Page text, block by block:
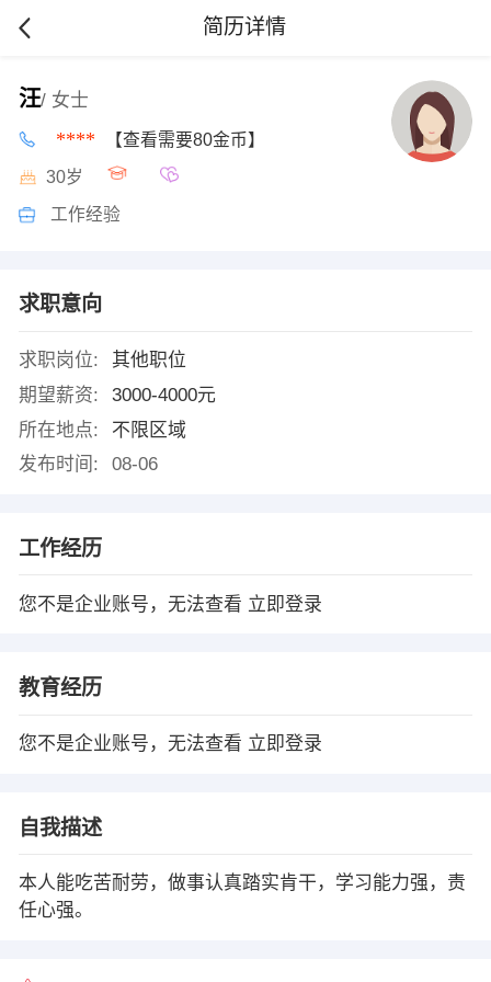
简历详情
汪/ 女士
**** 【查看需要80金币】
30岁
工作经验
求职意向
求职岗位:
其他职位
期望薪资:
3000-4000元
所在地点:
不限区域
发布时间:
08-06
工作经历
您不是企业账号，无法查看 立即登录
教育经历
您不是企业账号，无法查看 立即登录
自我描述
本人能吃苦耐劳，做事认真踏实肯干，学习能力强，责
任心强。